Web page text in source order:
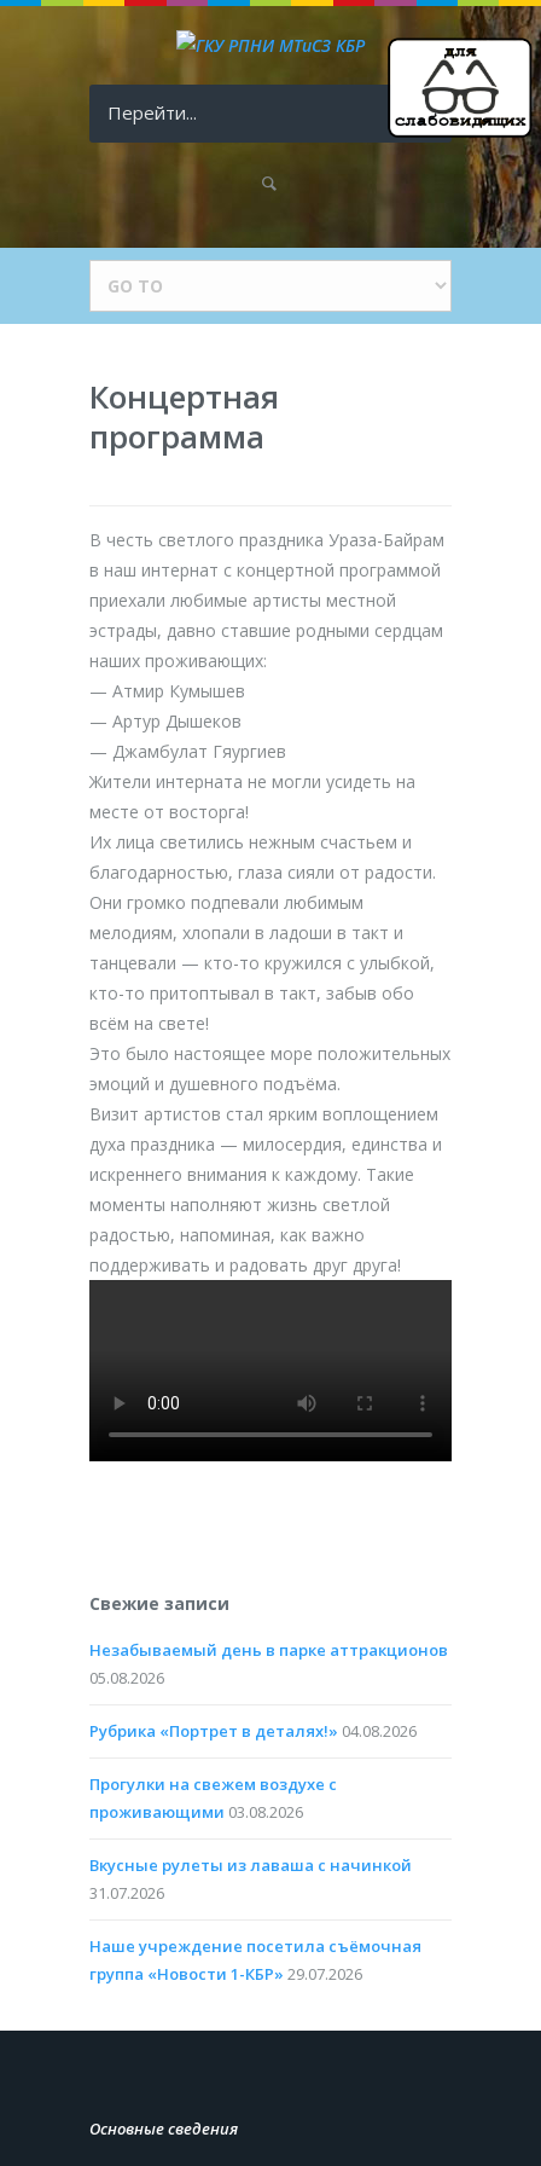
Перейти...
Концертная
программа
В честь светлого праздника Ураза-Байрам
в наш интернат с концертной программой
приехали любимые артисты местной
эстрады, давно ставшие родными сердцам
наших проживающих:
— Атмир Кумышев
— Артур Дышеков
— Джамбулат Гяургиев
Жители интерната не могли усидеть на
месте от восторга!
Их лица светились нежным счастьем и
благодарностью, глаза сияли от радости.
Они громко подпевали любимым
мелодиям, хлопали в ладоши в такт и
танцевали — кто-то кружился с улыбкой,
кто-то притоптывал в такт, забыв обо
всём на свете!
Это было настоящее море положительных
эмоций и душевного подъёма.
Визит артистов стал ярким воплощением
духа праздника — милосердия, единства и
искреннего внимания к каждому. Такие
моменты наполняют жизнь светлой
радостью, напоминая, как важно
поддерживать и радовать друг друга!
Свежие записи
Незабываемый день в парке аттракционов
05.08.2026
Рубрика «Портрет в деталях!» 04.08.2026
Прогулки на свежем воздухе с
проживающими 03.08.2026
Вкусные рулеты из лаваша с начинкой
31.07.2026
Наше учреждение посетила съёмочная
группа «Новости 1-КБР» 29.07.2026
Основные сведения